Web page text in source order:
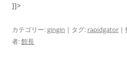
]]>
カテゴリー:gingin | タグ: rapidgator |
者:館長